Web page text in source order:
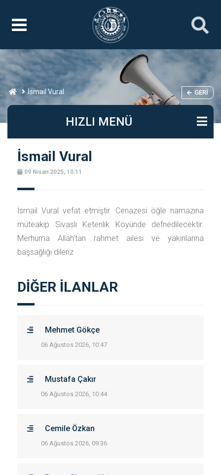
İsmail Vural GERI
HIZLI MENÜ
İsmail Vural
09 Nisan 2025, 10:11
İsmail Vural vefat etmiştir. Cenazesi öğle namazına
müteakip Sivaslı Ketenlik Köyünde defnedilecektir.
Merhuma Allah'tan rahmet ailesi ve yakınlarına
başsağlığı dileriz
DİĞER İLANLAR
Mehmet Gökçe
06 Ağustos 2026, 10:47
Mustafa Çakır
06 Ağustos 2026, 10:44
Cemile Özkan
06 Ağustos 2026, 09:36